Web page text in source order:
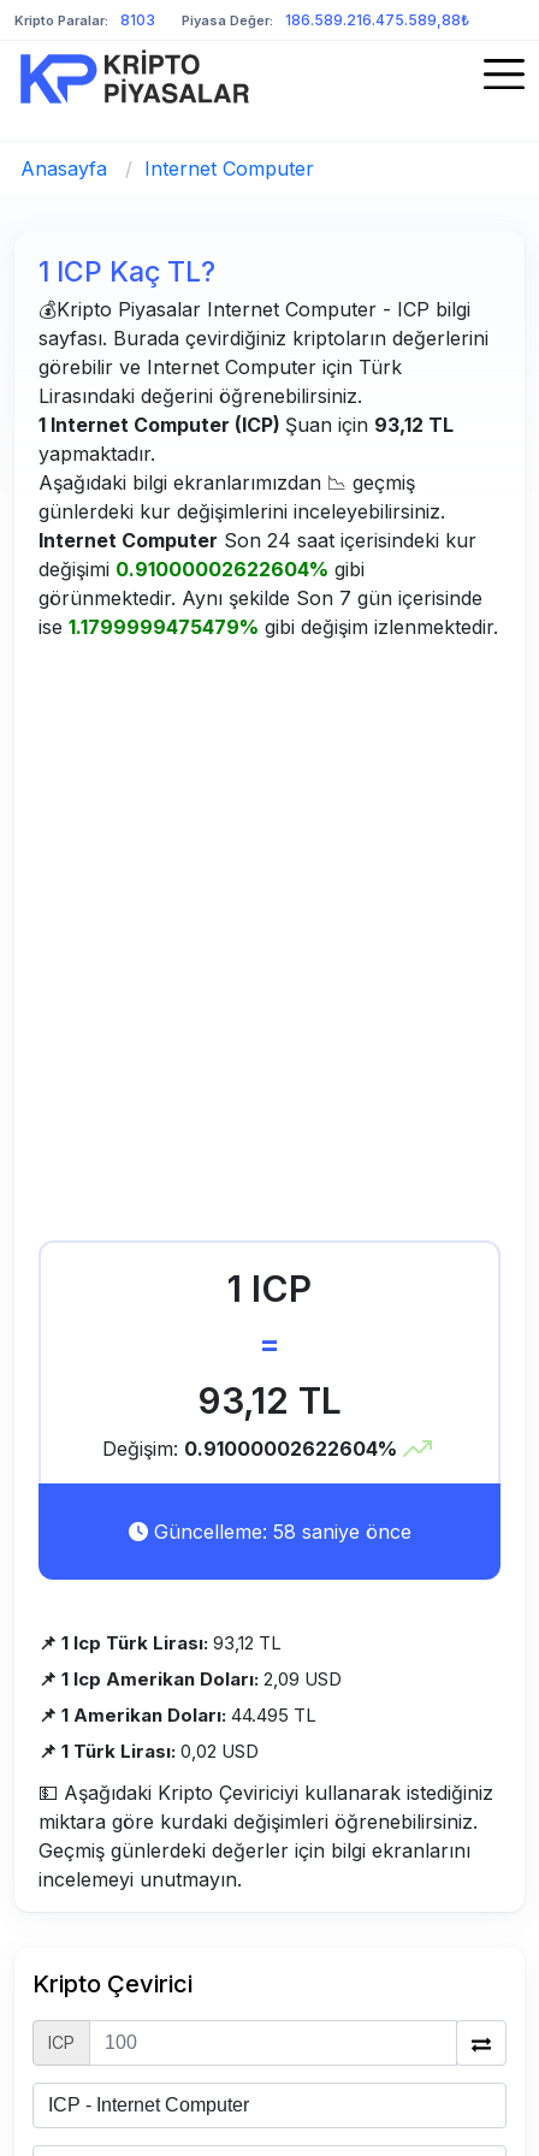
Kripto Paralar: 8103 Piyasa Değer: 186.589.216.475.589,88₺
Anasayfa / Internet Computer
1 ICP Kaç TL?
💰Kripto Piyasalar Internet Computer - ICP bilgi
sayfası. Burada çevirdiğiniz kriptoların değerlerini
görebilir ve Internet Computer için Türk
Lirasındaki değerini öğrenebilirsiniz.
1 Internet Computer (ICP) Şuan için 93,12 TL
yapmaktadır.
Aşağıdaki bilgi ekranlarımızdan 📉 geçmiş
günlerdeki kur değişimlerini inceleyebilirsiniz.
Internet Computer Son 24 saat içerisindeki kur
değişimi 0.91000002622604% gibi
görünmektedir. Aynı şekilde Son 7 gün içerisinde
ise 1.1799999475479% gibi değişim izlenmektedir.
1 ICP
=
93,12 TL
Değişim: 0.91000002622604%
Güncelleme: 58 saniye önce
📌 1 Icp Türk Lirası: 93,12 TL
📌 1 Icp Amerikan Doları: 2,09 USD
📌 1 Amerikan Doları: 44.495 TL
📌 1 Türk Lirası: 0,02 USD
💵 Aşağıdaki Kripto Çeviriciyi kullanarak istediğiniz
miktara göre kurdaki değişimleri öğrenebilirsiniz.
Geçmiş günlerdeki değerler için bilgi ekranlarını
incelemeyi unutmayın.
Kripto Çevirici
ICP